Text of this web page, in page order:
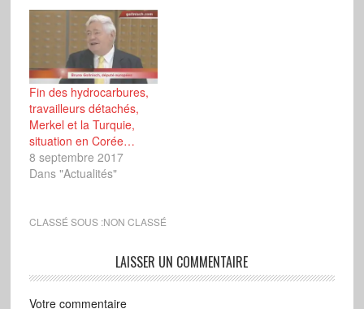
Fin des hydrocarbures,
travailleurs détachés,
Merkel et la Turquie,
situation en Corée…
8 septembre 2017
Dans "Actualités"
CLASSÉ SOUS :NON CLASSÉ
LAISSER UN COMMENTAIRE
Votre commentaire